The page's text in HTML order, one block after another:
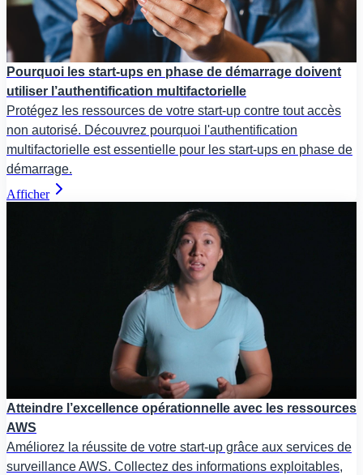
Pourquoi les start-ups en phase de démarrage doivent
utiliser l’authentification multifactorielle
Protégez les ressources de votre start-up contre tout accès
non autorisé. Découvrez pourquoi l'authentification
multifactorielle est essentielle pour les start-ups en phase de
démarrage.
Afficher
Atteindre l’excellence opérationnelle avec les ressources
AWS
Améliorez la réussite de votre start-up grâce aux services de
surveillance AWS. Collectez des informations exploitables,